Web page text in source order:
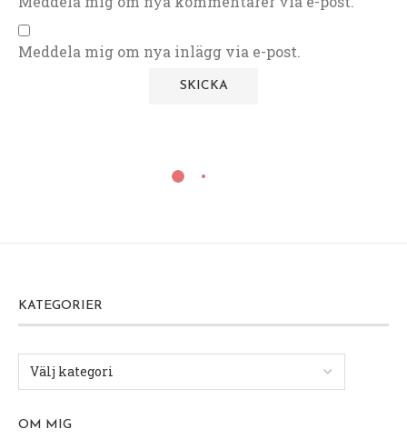
Meddela mig om nya inlägg via e-post.
KATEGORIER
OM MIG